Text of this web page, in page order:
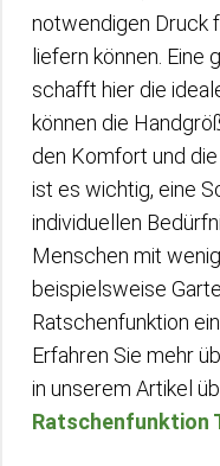
notwendigen Druck
liefern können. Eine
schafft hier die
können die
den Komfort und
ist es wichtig, eine
individuellen
Menschen mit
beispielsweise
Ratschenfunktion
Erfahren Sie mehr
in unserem Artikel
Ratschenfunktion